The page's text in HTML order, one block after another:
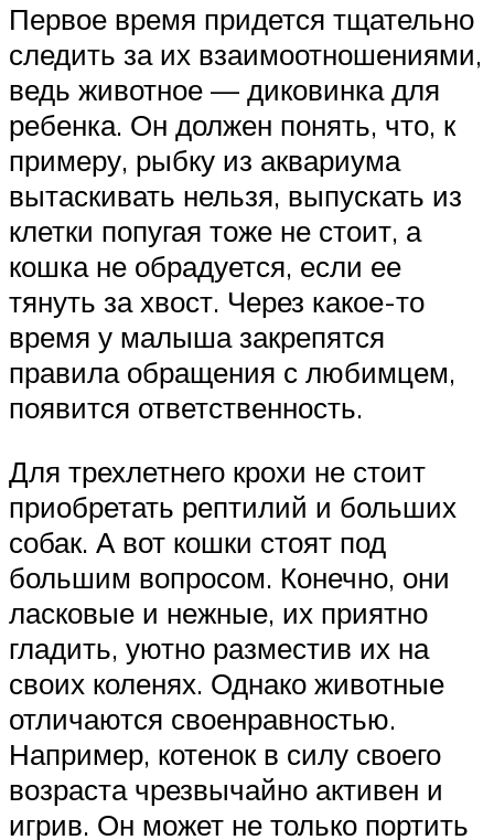
Первое время придется тщательно
следить за их взаимоотношениями,
ведь животное — диковинка для
ребенка. Он должен понять, что, к
примеру, рыбку из аквариума
вытаскивать нельзя, выпускать из
клетки попугая тоже не стоит, а
кошка не обрадуется, если ее
тянуть за хвост. Через какое-то
время у малыша закрепятся
правила обращения с любимцем,
появится ответственность.
Для трехлетнего крохи не стоит
приобретать рептилий и больших
собак. А вот кошки стоят под
большим вопросом. Конечно, они
ласковые и нежные, их приятно
гладить, уютно разместив их на
своих коленях. Однако животные
отличаются своенравностью.
Например, котенок в силу своего
возраста чрезвычайно активен и
игрив. Он может не только портить